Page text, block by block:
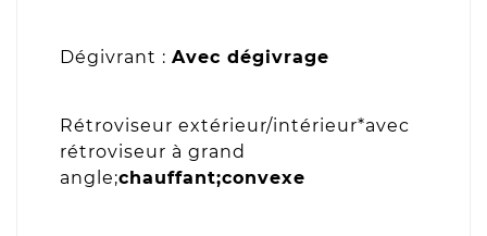
Dégivrant : Avec dégivrage
Rétroviseur extérieur/intérieur*avec
rétroviseur à grand
angle;chauffant;convexe